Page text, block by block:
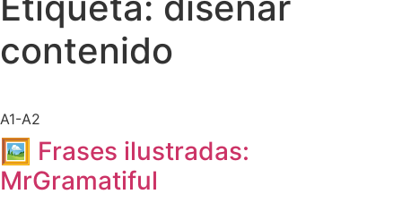
contenido
A1-A2
🖼 Frases ilustradas:
MrGramatiful